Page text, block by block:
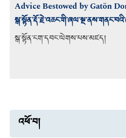
Advice Bestowed by Gatön
སྒ་སྟོན་ངག་དབང་ལེགས་པས་མཛད།
འཕོ་བ།